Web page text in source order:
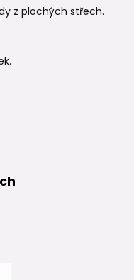
z plochých střech.